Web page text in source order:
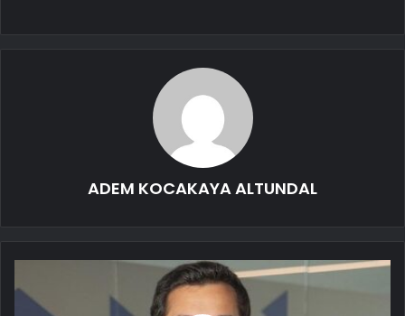
ADEM KOCAKAYA ALTUNDAL